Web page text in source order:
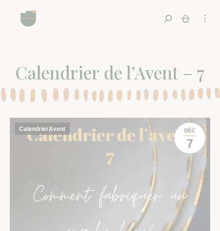
Recherche
Calendrier de l’Avent – 7
DÉC
7
CalendrierAvent